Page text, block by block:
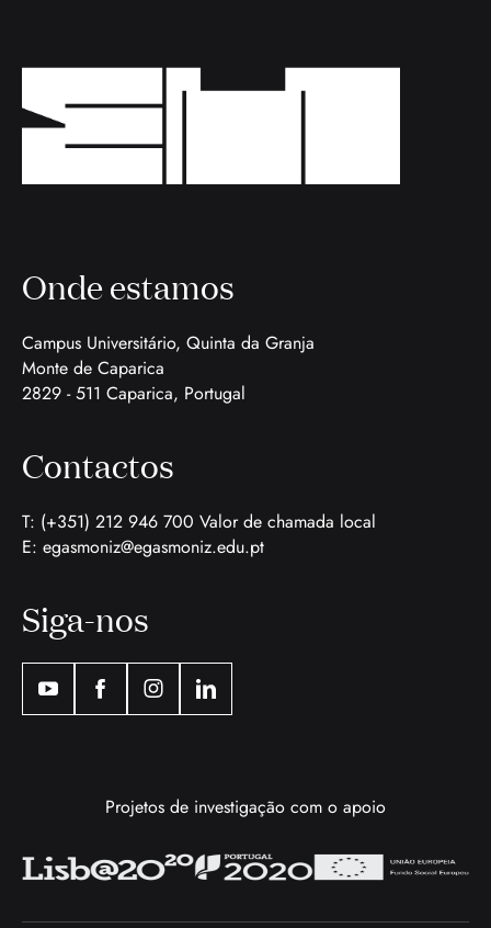
Onde estamos
Campus Universitário, Quinta da Granja
Monte de Caparica
2829 - 511 Caparica, Portugal
Contactos
T: (+351) 212 946 700 Valor de chamada local
E: egasmoniz@egasmoniz.edu.pt
Siga-nos
Projetos de investigação com o apoio